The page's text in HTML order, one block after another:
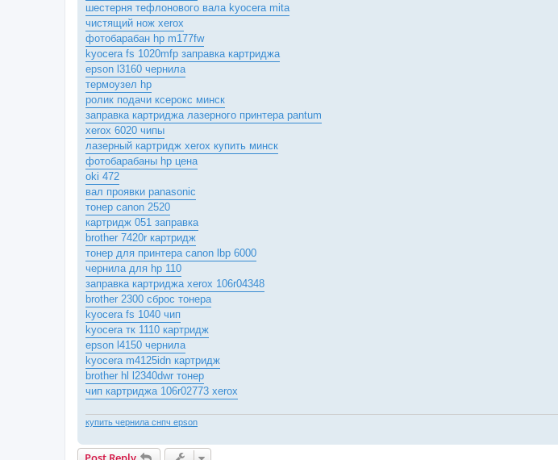
шестерня тефлонового вала kyocera mita
чистящий нож xerox
фотобарабан hp m177fw
kyocera fs 1020mfp заправка картриджа
epson l3160 чернила
термоузел hp
ролик подачи ксерокс минск
заправка картриджа лазерного принтера pantum
xerox 6020 чипы
лазерный картридж xerox купить минск
фотобарабаны hp цена
oki 472
вал проявки panasonic
тонер canon 2520
картридж 051 заправка
brother 7420r картридж
тонер для принтера canon lbp 6000
чернила для hp 110
заправка картриджа xerox 106r04348
brother 2300 сброс тонера
kyocera fs 1040 чип
kyocera тк 1110 картридж
epson l4150 чернила
kyocera m4125idn картридж
brother hl l2340dwr тонер
чип картриджа 106r02773 xerox
купить чернила снпч epson